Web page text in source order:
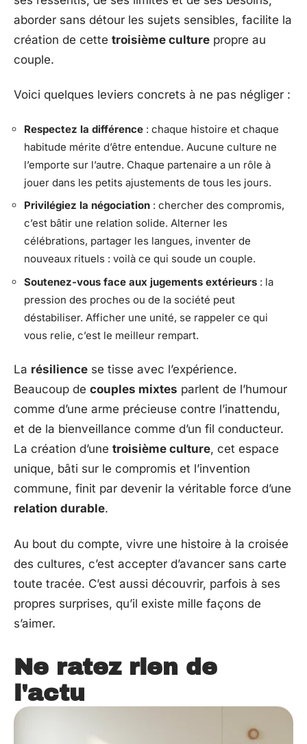
aborder sans détour les sujets sensibles, facilite la
création de cette troisième culture propre au
couple.
Voici quelques leviers concrets à ne pas négliger :
Respectez la différence : chaque histoire et chaque
habitude mérite d’être entendue. Aucune culture ne
l’emporte sur l’autre. Chaque partenaire a un rôle à
jouer dans les petits ajustements de tous les jours.
Privilégiez la négociation : chercher des compromis,
c’est bâtir une relation solide. Alterner les
célébrations, partager les langues, inventer de
nouveaux rituels : voilà ce qui soude un couple.
Soutenez-vous face aux jugements extérieurs : la
pression des proches ou de la société peut
déstabiliser. Afficher une unité, se rappeler ce qui
vous relie, c’est le meilleur rempart.
La résilience se tisse avec l’expérience.
Beaucoup de couples mixtes parlent de l’humour
comme d’une arme précieuse contre l’inattendu,
et de la bienveillance comme d’un fil conducteur.
La création d’une troisième culture, cet espace
unique, bâti sur le compromis et l’invention
commune, finit par devenir la véritable force d’une
relation durable.
Au bout du compte, vivre une histoire à la croisée
des cultures, c’est accepter d’avancer sans carte
toute tracée. C’est aussi découvrir, parfois à ses
propres surprises, qu’il existe mille façons de
s’aimer.
Ne ratez rien de
l'actu